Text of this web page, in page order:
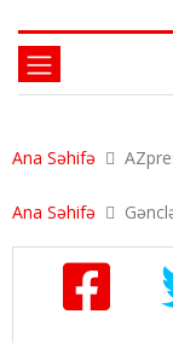
Ana Səhifə
Ana Səhifə